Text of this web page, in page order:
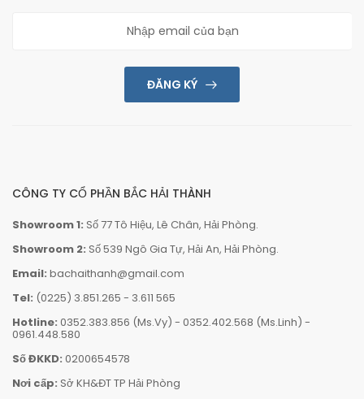
ĐĂNG KÝ
CÔNG TY CỔ PHẦN BẮC HẢI THÀNH
Showroom 1: Số 77 Tô Hiệu, Lê Chân, Hải Phòng.
Showroom 2: Số 539 Ngô Gia Tự, Hải An, Hải Phòng.
Email: bachaithanh@gmail.com
Tel: (0225) 3.851.265 - 3.611 565
Hotline: 0352.383.856 (Ms.Vy) - 0352.402.568 (Ms.Linh) -
0961.448.580
Số ĐKKD: 0200654578
Nơi cấp: Sở KH&ĐT TP Hải Phòng